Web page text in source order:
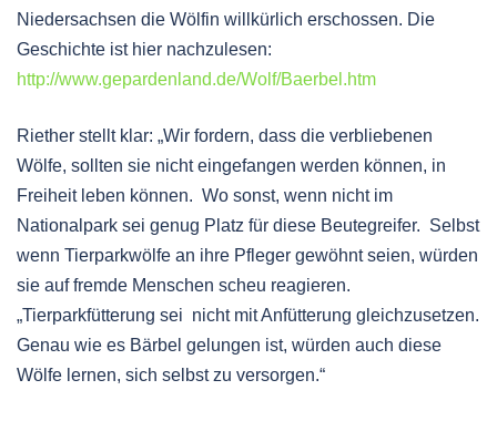
Niedersachsen die Wölfin willkürlich erschossen. Die
Geschichte ist hier nachzulesen:
http://www.gepardenland.de/Wolf/Baerbel.htm
Riether stellt klar: „Wir fordern, dass die verbliebenen
Wölfe, sollten sie nicht eingefangen werden können, in
Freiheit leben können. Wo sonst, wenn nicht im
Nationalpark sei genug Platz für diese Beutegreifer. Selbst
wenn Tierparkwölfe an ihre Pfleger gewöhnt seien, würden
sie auf fremde Menschen scheu reagieren.
„Tierparkfütterung sei nicht mit Anfütterung gleichzusetzen.
Genau wie es Bärbel gelungen ist, würden auch diese
Wölfe lernen, sich selbst zu versorgen.“